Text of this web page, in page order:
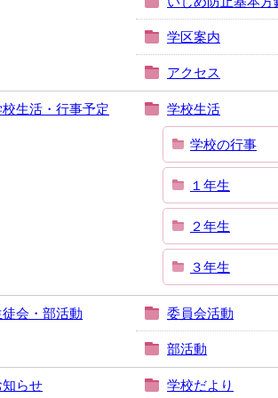
学区案内
アクセス
校生活・行事予定 学校生活
学校の行事
１年生
２年生
３年生
徒会・部活動 委員会活動
部活動
知らせ 学校だより